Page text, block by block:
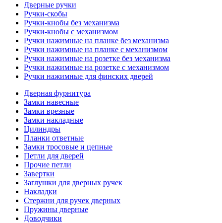
Дверные ручки
Ручки-скобы
Ручки-кнобы без механизма
Ручки-кнобы с механизмом
Ручки нажимные на планке без механизма
Ручки нажимные на планке с механизмом
Ручки нажимные на розетке без механизма
Ручки нажимные на розетке с механизмом
Ручки нажимные для финских дверей
Дверная фурнитура
Замки навесные
Замки врезные
Замки накладные
Цилиндры
Планки ответные
Замки тросовые и цепные
Петли для дверей
Прочие петли
Завертки
Заглушки для дверных ручек
Накладки
Стержни для ручек дверных
Пружины дверные
Доводчики